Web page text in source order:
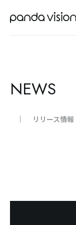
NEWS
リリース情報